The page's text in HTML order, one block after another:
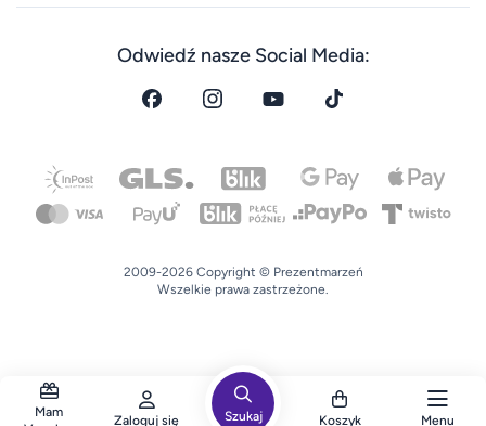
Mam
Zaloguj się Szukaj Koszyk Menu
Odwiedź nasze Social Media:
2009-2026 Copyright © Prezentmarzeń
Wszelkie prawa zastrzeżone.